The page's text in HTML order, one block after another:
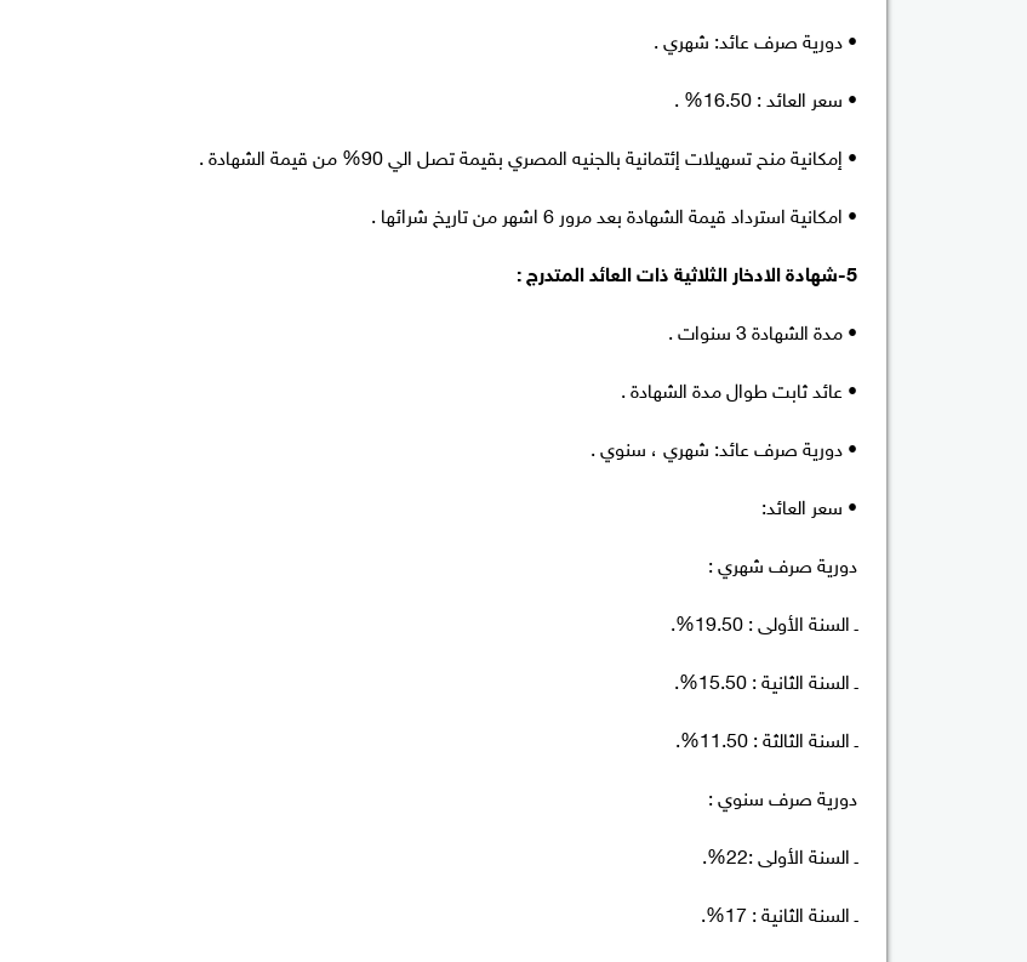
• دورية صرف عائد: شهري .
• سعر العائد : 16.50% .
• إمكانية منح تسهيلات إئتمانية بالجنيه المصري بقيمة تصل الي 90% من قيمة الشهادة .
• امكانية استرداد قيمة الشهادة بعد مرور 6 اشهر من تاريخ شرائها .
5-شهادة الادخار الثلاثية ذات العائد المتدرج :
• مدة الشهادة 3 سنوات .
• عائد ثابت طوال مدة الشهادة .
• دورية صرف عائد: شهري ، سنوي .
• سعر العائد:
دورية صرف شهري :
ـ السنة الأولى : 19.50%.
ـ السنة الثانية : 15.50%.
ـ السنة الثالثة : 11.50%.
دورية صرف سنوي :
ـ السنة الأولى :22%.
ـ السنة الثانية : 17%.